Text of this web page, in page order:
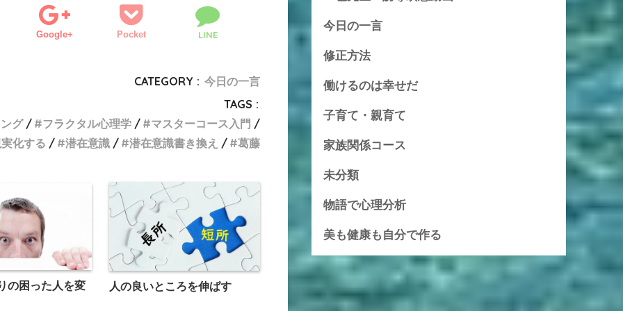
Google+ Pocket LINE
CATEGORY : 今日の一言
TAGS :
グ
フラクタル心理学
マスターコース入門
化する
潜在意識 潜在意識書き換え 葛藤
の困った人を変 人の良いところを伸ばす
今日の一言
修正方法
働けるのは幸せだ
子育て・親育て
家族関係コース
未分類
物語で心理分析
美も健康も自分で作る